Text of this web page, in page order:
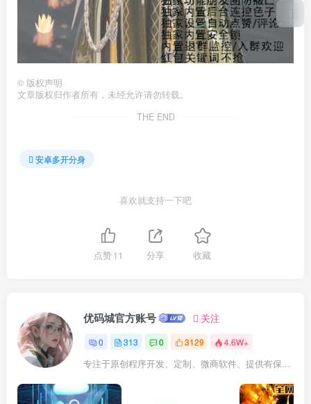
© 版权声明
文章版权归作者所有，未经允许请勿转载。
THE END
安卓多开分身
喜欢就支持一下吧
点赞11 分享 收藏
优码城官方账号 关注
0 313 0 3129 4.6W+
专注于原创程序开发、定制、微商软件、提供有保障的维护及售后，做高品质程序网站认准万码库。